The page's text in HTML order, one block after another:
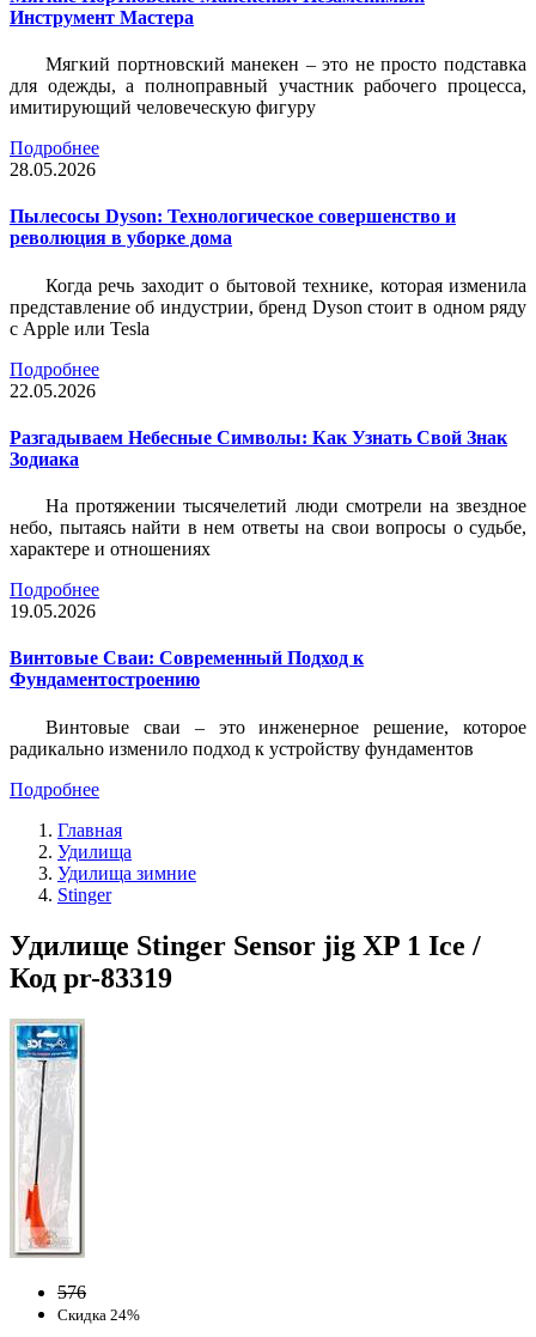
Инструмент Мастера
Мягкий портновский манекен – это не просто подставка
для одежды, а полноправный участник рабочего процесса,
имитирующий человеческую фигуру
Подробнее
28.05.2026
Пылесосы Dyson: Технологическое совершенство и
революция в уборке дома
Когда речь заходит о бытовой технике, которая изменила
представление об индустрии, бренд Dyson стоит в одном ряду
с Apple или Tesla
Подробнее
22.05.2026
Разгадываем Небесные Символы: Как Узнать Свой Знак
Зодиака
На протяжении тысячелетий люди смотрели на звездное
небо, пытаясь найти в нем ответы на свои вопросы о судьбе,
характере и отношениях
Подробнее
19.05.2026
Винтовые Сваи: Современный Подход к
Фундаментостроению
Винтовые сваи – это инженерное решение, которое
радикально изменило подход к устройству фундаментов
Подробнее
Главная
Удилища
Удилища зимние
Stinger
Удилище Stinger Sensor jig XP 1 Ice /
Код pr-83319
576
Скидка 24%